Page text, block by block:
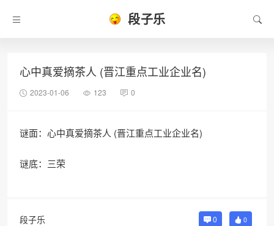
段子乐
心中真爱摘茶人 (晋江重点工业企业名)
2023-01-06 123 0
谜面：心中真爱摘茶人 (晋江重点工业企业名)
谜底：三荣
段子乐 0 0